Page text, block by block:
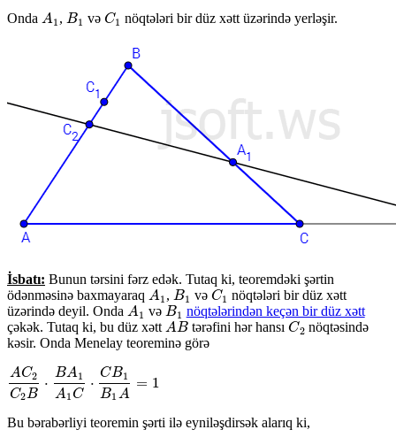
Onda A1
A1 , B1
B1 və C1
C1 nöqtələri bir düz xətt üzərində yerləşir.
İsbatı: Bunun tərsini fərz edək. Tutaq ki, teoremdəki şərtin
ödənməsinə baxmayaraq A1
A1 , B1
B1 və C1
C1 nöqtələri bir düz xətt
üzərində deyil. Onda A1
A1 və B1
B1 nöqtələrindən keçən bir düz xətt
çəkək. Tutaq ki, bu düz xətt AB
AB tərəfini hər hansıC2
C2 nöqtəsində
kəsir. Onda Menelay teoreminə görə
AC2
C2B
⋅
BA1
A1C
⋅
CB1
B1 A
= 1
AC2C 2 B⋅BA 1A1C⋅C B1 B
Bu bərabərliyi teoremin şərti ilə eyniləşdirsək alarıq ki,